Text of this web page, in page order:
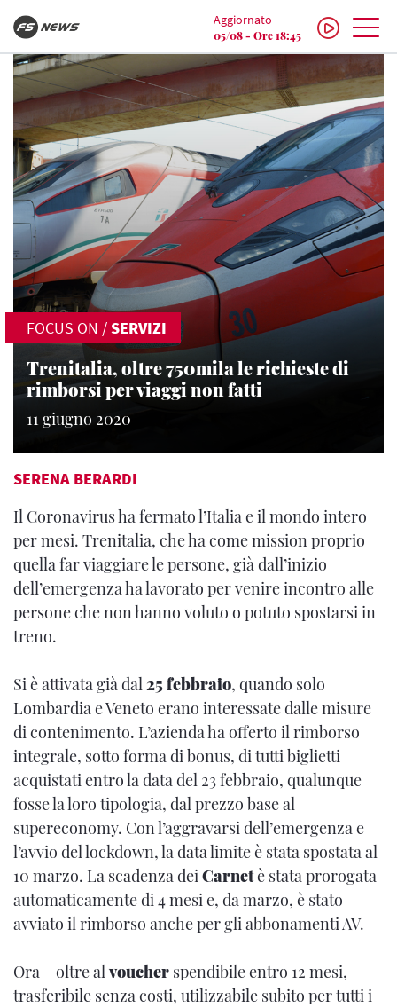
Aggiornato
05/08 - Ore 18:45
FOCUS ON /SERVIZI
Trenitalia, oltre 750mila le richieste di
rimborsi per viaggi non fatti
11 giugno 2020
SERENA BERARDI
Il Coronavirus ha fermato l’Italia e il mondo intero
per mesi. Trenitalia, che ha come mission proprio
quella far viaggiare le persone, già dall’inizio
dell’emergenza ha lavorato per venire incontro alle
persone che non hanno voluto o potuto spostarsi in
treno.
Si è attivata già dal25 febbraio, quando solo
Lombardia e Veneto erano interessate dalle misure
di contenimento. L’azienda ha offerto il rimborso
integrale, sotto forma di bonus, di tutti biglietti
acquistati entro la data del 23 febbraio, qualunque
fosse la loro tipologia, dal prezzo base al
supereconomy. Con l’aggravarsi dell’emergenza e
l’avvio del lockdown, la data limite è stata spostata al
10 marzo. La scadenza deiCarnetè stata prorogata
automaticamente di 4 mesi e, da marzo, è stato
avviato il rimborso anche per gli abbonamenti AV.
Ora – oltre alvoucher spendibile entro 12 mesi,
trasferibile senza costi, utilizzabile subito per tutti i